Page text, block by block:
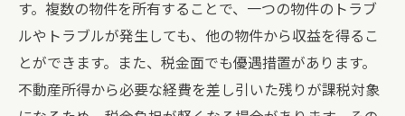
す。複数の物件を所有することで、一つの物件のトラブ
ルやトラブルが発生しても、他の物件から収益を得るこ
とができます。また、税金面でも優遇措置があります。
不動産所得から必要な経費を差し引いた残りが課税対象